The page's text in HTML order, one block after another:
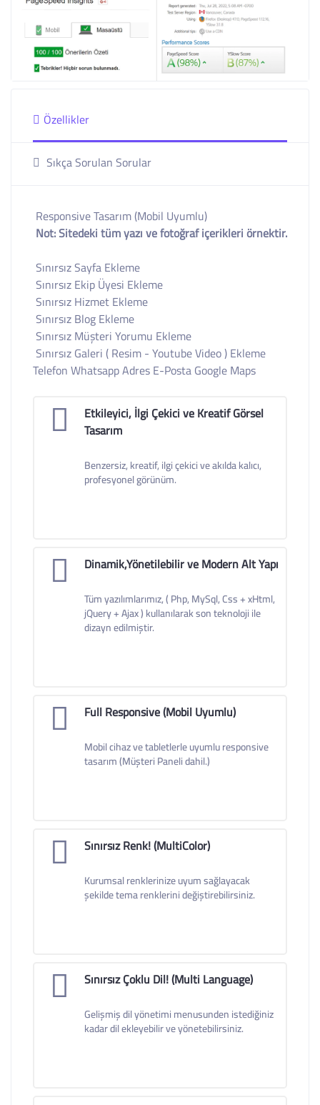
Özellikler
Sıkça Sorulan Sorular
Responsive Tasarım (Mobil Uyumlu)
Not: Sitedeki tüm yazı ve fotoğraf içerikleri örnektir.
Sınırsız Sayfa Ekleme
Sınırsız Ekip Üyesi Ekleme
Sınırsız Hizmet Ekleme
Sınırsız Blog Ekleme
Sınırsız Müşteri Yorumu Ekleme
Sınırsız Galeri ( Resim - Youtube Video ) Ekleme
Telefon Whatsapp Adres E-Posta Google Maps
Etkileyici, İlgi Çekici ve Kreatif Görsel
Tasarım
Benzersiz, kreatif, ilgi çekici ve akılda kalıcı,
profesyonel görünüm.
Dinamik,Yönetilebilir ve Modern Alt Yapı
Tüm yazılımlarımız, ( Php, MySql, Css + xHtml,
jQuery + Ajax ) kullanılarak son teknoloji ile
dizayn edilmiştir.
Full Responsive (Mobil Uyumlu)
Mobil cihaz ve tabletlerle uyumlu responsive
tasarım (Müşteri Paneli dahil.)
Sınırsız Renk! (MultiColor)
Kurumsal renklerinize uyum sağlayacak
şekilde tema renklerini değiştirebilirsiniz.
Sınırsız Çoklu Dil! (Multi Language)
Gelişmiş dil yönetimi menusunden istediğiniz
kadar dil ekleyebilir ve yönetebilirsiniz.